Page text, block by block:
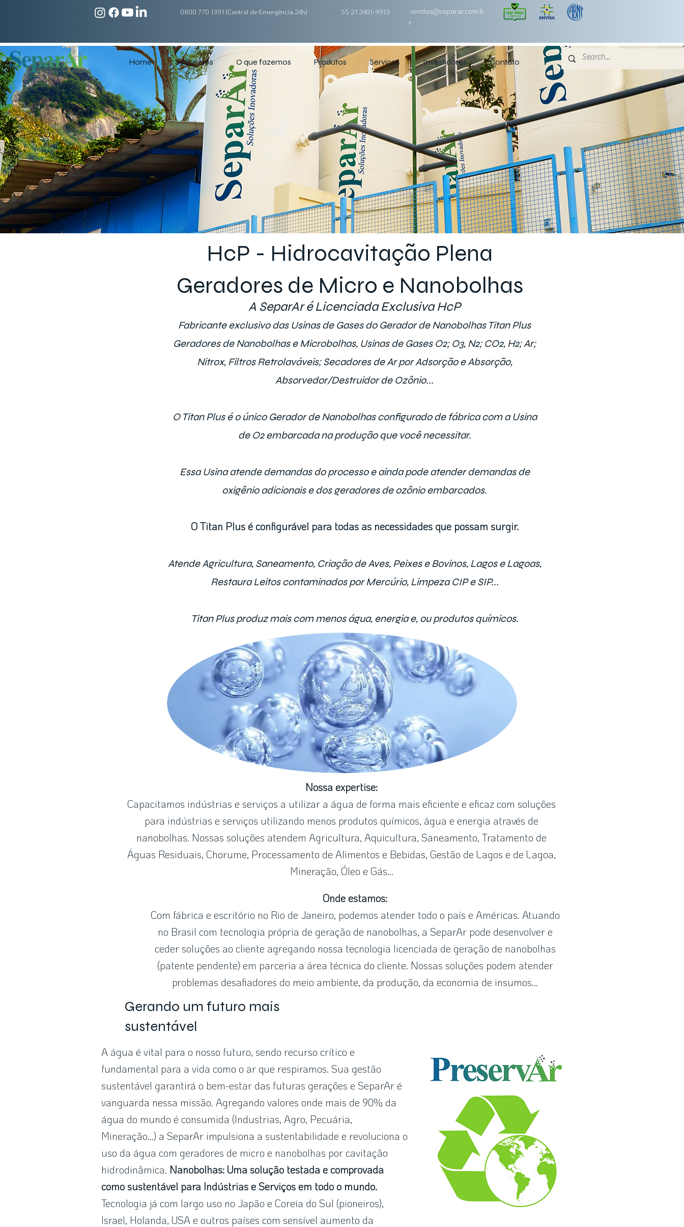
0800 770 1391 (Central de Emergência 24h) 55 21 2401-9913
vendas@separar.com.b
r
Home Sobre Nós O que fazemos Produtos Serviços Investidores Contato
HcP - Hidrocavitação Plena
Geradores de Micro e Nanobolhas
A SeparAr é Licenciada Exclusiva HcP
Fabricante exclusivo das Usinas de Gases do Gerador de Nanobolhas Titan Plus
Geradores de Nanobolhas e Microbolhas, Usinas de Gases O2; O3, N2; CO2, H2; Ar;
Nitrox, Filtros Retrolaváveis; Secadores de Ar por Adsorção e Absorção,
Absorvedor/Destruidor de Ozônio...
O Titan Plus é o único Gerador de Nanobolhas configurado de fábrica com a Usina
de O2 embarcada na produção que você necessitar.
Essa Usina atende demandas do processo e ainda pode atender demandas de
oxigênio adicionais e dos geradores de ozônio embarcados.
O Titan Plus é configurável para todas as necessidades que possam surgir.
Atende Agricultura, Saneamento, Criação de Aves, Peixes e Bovinos, Lagos e Lagoas,
Restaura Leitos contaminados por Mercúrio, Limpeza CIP e SIP...
Titan Plus produz mais com menos água, energia e, ou produtos químicos.
Nossa expertise:
Capacitamos indústrias e serviços a utilizar a água de forma mais eficiente e eficaz com soluções
para indústrias e serviços utilizando menos produtos químicos, água e energia através de
nanobolhas. Nossas soluções atendem Agricultura, Aquicultura, Saneamento, Tratamento de
Águas Residuais, Chorume, Processamento de Alimentos e Bebidas, Gestão de Lagos e de Lagoa,
Mineração, Óleo e Gás...
Onde estamos:
Com fábrica e escritório no Rio de Janeiro, podemos atender todo o país e Américas. Atuando
no Brasil com tecnologia própria de geração de nanobolhas, a SeparAr pode desenvolver e
ceder soluções ao cliente agregando nossa tecnologia licenciada de geração de nanobolhas
(patente pendente) em parceria a área técnica do cliente. Nossas soluções podem atender
problemas desafiadores do meio ambiente, da produção, da economia de insumos...
Gerando um futuro mais
sustentável
A água é vital para o nosso futuro, sendo recurso crítico e
fundamental para a vida como o ar que respiramos. Sua gestão
sustentável garantirá o bem-estar das futuras gerações e SeparAr é
vanguarda nessa missão. Agregando valores onde mais de 90% da
água do mundo é consumida (Industrias, Agro, Pecuária,
Mineração...) a SeparAr impulsiona a sustentabilidade e revoluciona o
uso da água com geradores de micro e nanobolhas por cavitação
hidrodinâmica. Nanobolhas: Uma solução testada e comprovada
como sustentável para Indústrias e Serviços em todo o mundo.
Tecnologia já com largo uso no Japão e Coreia do Sul (pioneiros),
Israel, Holanda, USA e outros países com sensível aumento da